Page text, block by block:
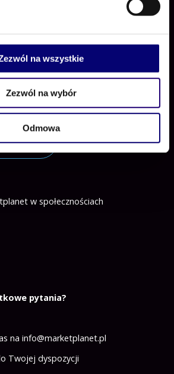
na wszystkie
Zezwól na wybór
Odmowa
Procurement
SIĘ
w społecznościach
na YouTube
pytania?
na info@marketplanet.pl
Twojej dyspozycji